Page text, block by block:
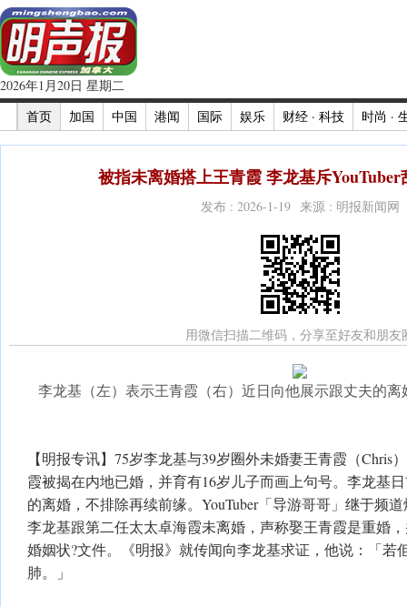
2026年1月20日 星期二
首页
加国 中国 港闻 国际 娱乐 财经 · 科技 时尚 ·
被指未离婚搭上王青霞 李龙基斥YouTuber
发布 : 2026-1-19 来源 : 明报新闻网
用微信扫描二维码，分享至好友和朋友
李龙基（左）表示王青霞（右）近日向他展示跟丈夫的
【明报专讯】75岁李龙基与39岁圈外未婚妻王青霞（Chris
霞被揭在内地已婚，并育有16岁儿子而画上句号。李龙基
的离婚，不排除再续前缘。YouTuber「导游哥哥」继于频
李龙基跟第二任太太卓海霞未离婚，声称娶王青霞是重婚
婚姻状?文件。《明报》就传闻向李龙基求证，他说：「若
肺。」